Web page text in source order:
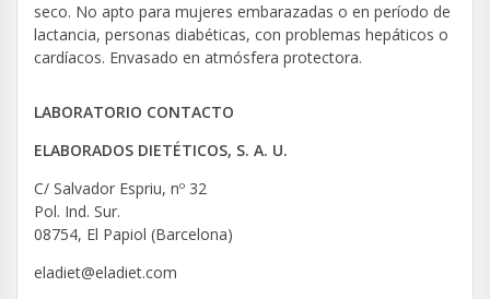
seco. No apto para mujeres embarazadas o en período de
lactancia, personas diabéticas, con problemas hepáticos o
cardíacos. Envasado en atmósfera protectora.
LABORATORIO CONTACTO
ELABORADOS DIETÉTICOS, S. A. U.
C/ Salvador Espriu, nº 32
Pol. Ind. Sur.
08754, El Papiol (Barcelona)
eladiet@eladiet.com